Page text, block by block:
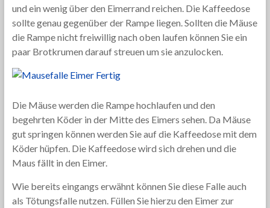
und ein wenig über den Eimerrand reichen. Die Kaffeedose
sollte genau gegenüber der Rampe liegen. Sollten die Mäuse
die Rampe nicht freiwillig nach oben laufen können Sie ein
paar Brotkrumen darauf streuen um sie anzulocken.
Die Mäuse werden die Rampe hochlaufen und den
begehrten Köder in der Mitte des Eimers sehen. Da Mäuse
gut springen können werden Sie auf die Kaffeedose mit dem
Köder hüpfen. Die Kaffeedose wird sich drehen und die
Maus fällt in den Eimer.
Wie bereits eingangs erwähnt können Sie diese Falle auch
als Tötungsfalle nutzen. Füllen Sie hierzu den Eimer zur